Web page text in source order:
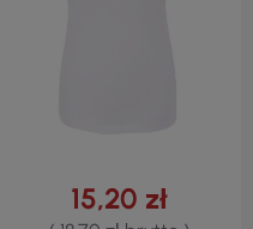
15,20 zł